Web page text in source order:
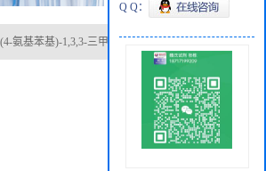
氨基苯基)-1,3,3-三甲基茚满/54628-90-9
Q Q：